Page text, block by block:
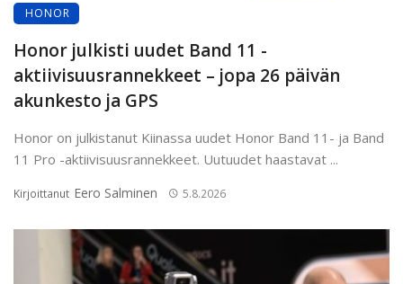
HONOR
Honor julkisti uudet Band 11 -
aktiivisuusrannekkeet – jopa 26 päivän
akunkesto ja GPS
Honor on julkistanut Kiinassa uudet Honor Band 11- ja Band
11 Pro -aktiivisuusrannekkeet. Uutuudet haastavat ...
Kirjoittanut Eero Salminen 5.8.2026